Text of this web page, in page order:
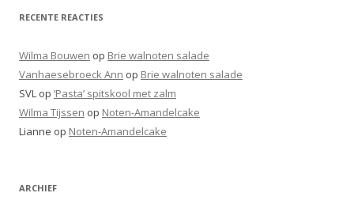
RECENTE REACTIES
Wilma Bouwen op Brie walnoten salade
Vanhaesebroeck Ann op Brie walnoten salade
SVL op ‘Pasta’ spitskool met zalm
Wilma Tijssen op Noten-Amandelcake
Lianne op Noten-Amandelcake
ARCHIEF